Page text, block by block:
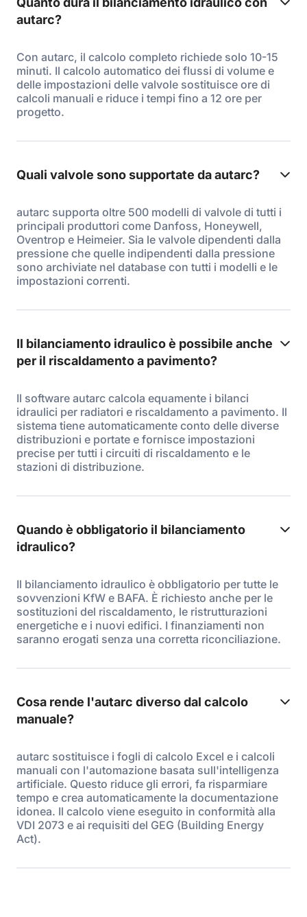
autarc?
Con autarc, il calcolo completo richiede solo 10-15
minuti. Il calcolo automatico dei flussi di volume e
delle impostazioni delle valvole sostituisce ore di
calcoli manuali e riduce i tempi fino a 12 ore per
progetto.
Quali valvole sono supportate da autarc?
autarc supporta oltre 500 modelli di valvole di tutti i
principali produttori come Danfoss, Honeywell,
Oventrop e Heimeier. Sia le valvole dipendenti dalla
pressione che quelle indipendenti dalla pressione
sono archiviate nel database con tutti i modelli e le
impostazioni correnti.
Il bilanciamento idraulico è possibile anche
per il riscaldamento a pavimento?
Il software autarc calcola equamente i bilanci
idraulici per radiatori e riscaldamento a pavimento. Il
sistema tiene automaticamente conto delle diverse
distribuzioni e portate e fornisce impostazioni
precise per tutti i circuiti di riscaldamento e le
stazioni di distribuzione.
Quando è obbligatorio il bilanciamento
idraulico?
Il bilanciamento idraulico è obbligatorio per tutte le
sovvenzioni KfW e BAFA. È richiesto anche per le
sostituzioni del riscaldamento, le ristrutturazioni
energetiche e i nuovi edifici. I finanziamenti non
saranno erogati senza una corretta riconciliazione.
Cosa rende l'autarc diverso dal calcolo
manuale?
autarc sostituisce i fogli di calcolo Excel e i calcoli
manuali con l'automazione basata sull'intelligenza
artificiale. Questo riduce gli errori, fa risparmiare
tempo e crea automaticamente la documentazione
idonea. Il calcolo viene eseguito in conformità alla
VDI 2073 e ai requisiti del GEG (Building Energy
Act).